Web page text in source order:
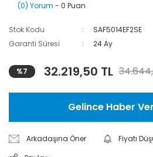
(0) Yorum - 0 Puan
Stok Kodu
SAF5014EF2SE
Garanti Süresi
24 Ay
%7 32.219,50 TL
Gelince Haber Ver
Arkadaşına Öner
Fiyatı